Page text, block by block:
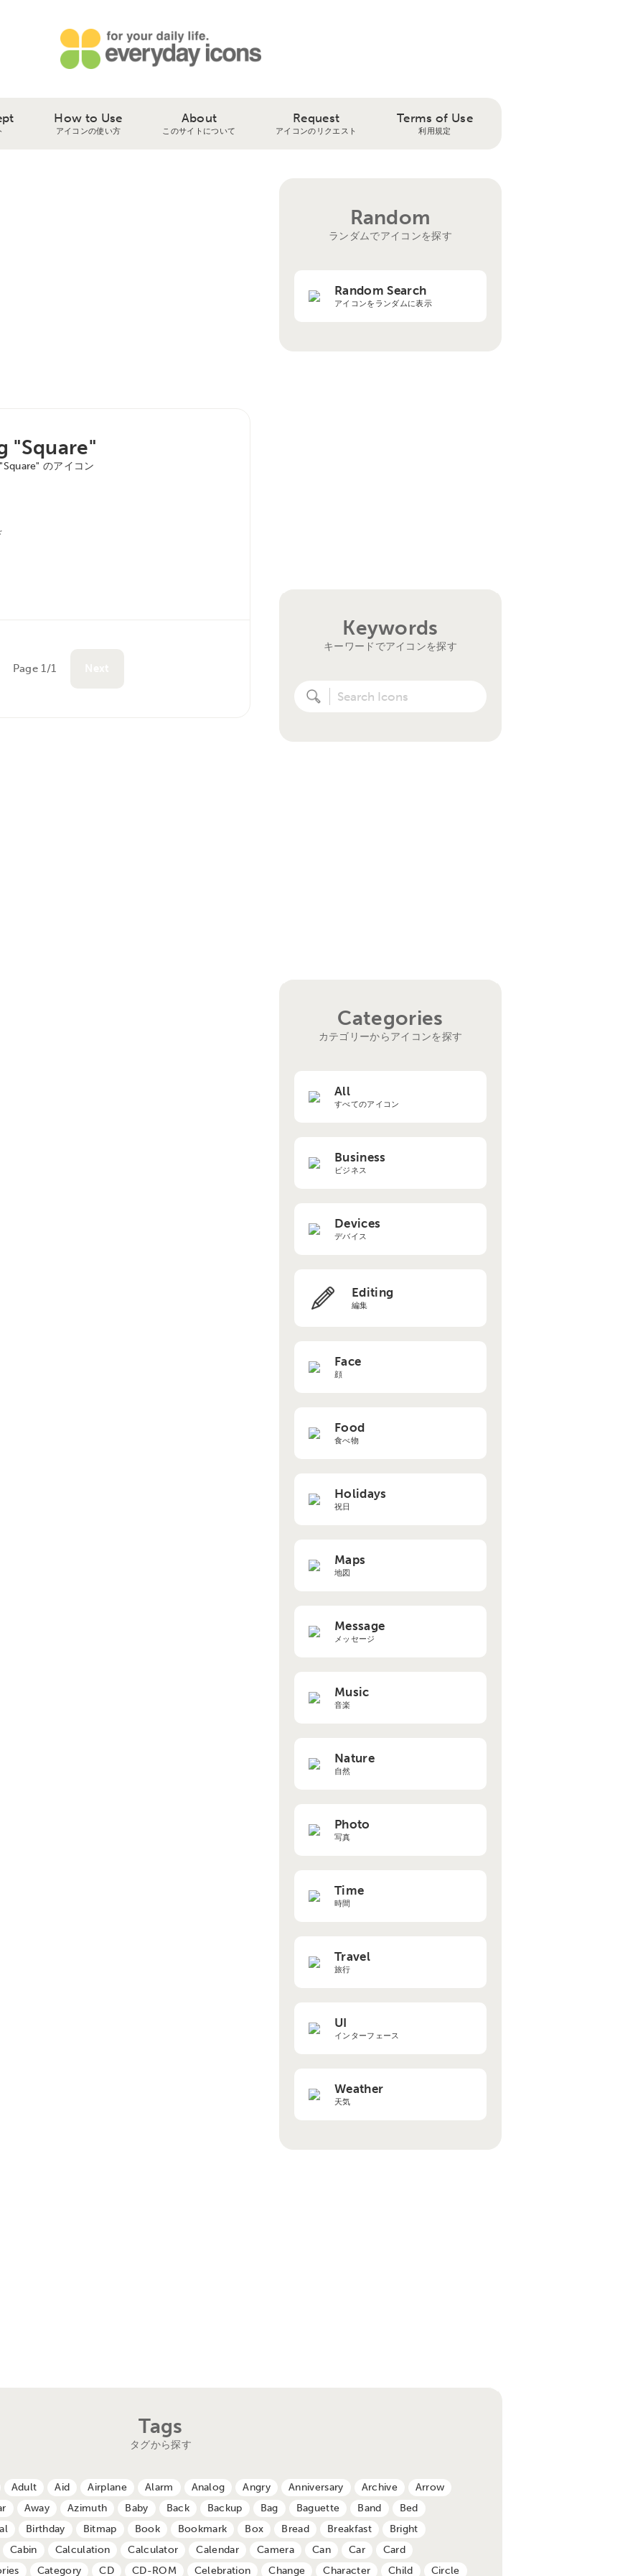
How to Use
アイコンの使い方
About
このサイトについて
Request
アイコンのリクエスト
Terms of Use
利用規定
"Square"
のアイコン
Page 1/1
Random
ランダムでアイコンを探す
Random Search
アイコンをランダムに表示
Keywords
キーワードでアイコンを探す
Categories
カテゴリーからアイコンを探す
All
すべてのアイコン
Business
ビジネス
Devices
デバイス
Editing
編集
Face
顔
Food
食べ物
Holidays
祝日
Maps
地図
Message
メッセージ
Music
音楽
Nature
自然
Photo
写真
Time
時間
Travel
旅行
UI
インターフェース
Weather
天気
Tags
タグから探す
Adult Aid Airplane Alarm Analog Angry Anniversary Archive
Arrow
Away Azimuth Baby Back Backup Bag Baguette Band
Bed
Birthday Bitmap Book Bookmark Box Bread Breakfast
Bright
Cabin
Calculation Calculator Calendar Camera Can Car
Card
Category CD CD-ROM Celebration Change Character Child Circle